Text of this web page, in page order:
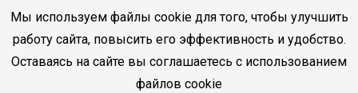
Мы используем файлы cookie для того, чтобы улучшить
работу сайта, повысить его эффективность и удобство.
Оставаясь на сайте вы соглашаетесь с использованием
файлов cookie